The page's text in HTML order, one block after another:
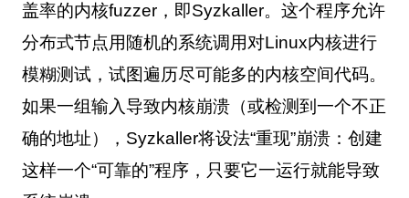
盖率的内核fuzzer ，即Syzkaller。这个程序允许
分布式节点用随机的系统调用对Linux内核进行
模糊测试，试图遍历尽可能多的内核空间代码。
如果一组输入导致内核崩溃（或检测到一个不正
确的地址）， Syzkaller将设法“重现”崩溃：创建
这样一个“可靠的”程序，只要它一运行就能导致